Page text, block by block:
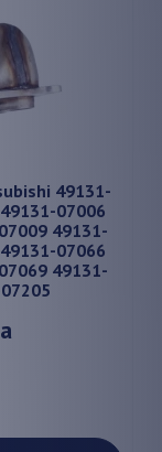
49131-
07006
49131-
07066
49131-